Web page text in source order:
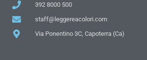
392 8000 500
staff@leggereacolori.com
Via Ponentino 3C, Capoterra (Ca)